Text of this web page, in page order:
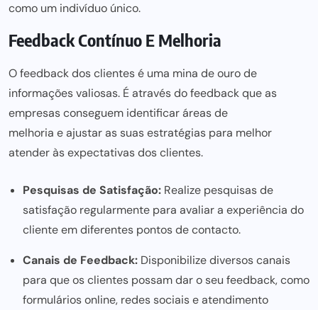
como um indivíduo único.
Feedback Contínuo E Melhoria
O feedback dos clientes é uma mina de ouro de
informações valiosas. É através do feedback que as
empresas conseguem identificar áreas de
melhoria e ajustar as suas estratégias para melhor
atender às expectativas dos clientes.
Pesquisas de Satisfação: Realize pesquisas de
satisfação regularmente para avaliar a experiência do
cliente em diferentes pontos de contacto.
Canais de Feedback: Disponibilize diversos canais
para que os clientes possam dar o seu feedback, como
formulários online, redes sociais e atendimento